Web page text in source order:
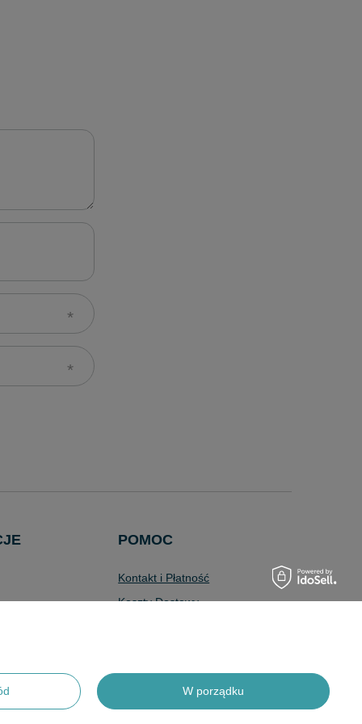
POMOC
Kontakt i Płatność
Koszty Dostawy
Program Lojalnościowy
Odstąpienie od Umowy
W porządku